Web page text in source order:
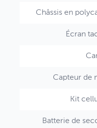
Châssis en
Écran
Capteur de
Kit
Batterie de